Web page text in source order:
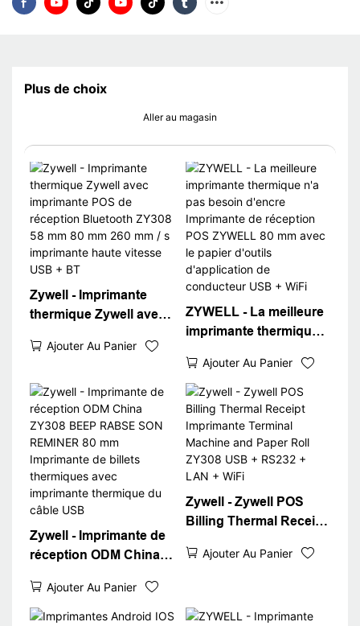
Plus de choix
Aller au magasin
Zywell - Imprimante
thermique Zywell avec
réception Bluetooth
260 mm / s imprimante
haute vitesse USB + BT
Ajouter Au Panier
ZYWELL - La meilleure
imprimante thermique
Imprimante de
réception POS
ZYWELL 80 mm avec le
papier d'outils
d'application de
conducteur USB + WiFi
Ajouter Au Panier
Zywell - Imprimante de
réception ODM China
SON REMINER 80 mm
Imprimante de billets
Ajouter Au Panier
Zywell - Zywell POS
Billing Thermal Receipt
Machine and Paper Roll
Ajouter Au Panier